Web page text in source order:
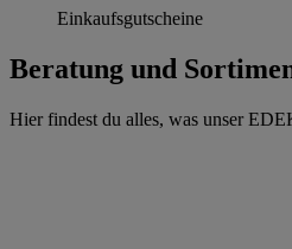
Einkaufsgutscheine
Beratung und
Hier findest du alles, was unser